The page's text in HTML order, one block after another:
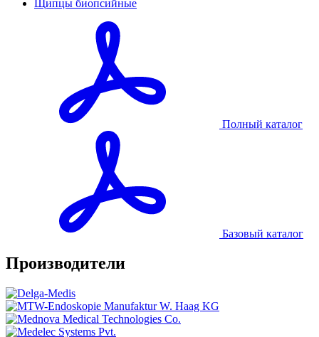
Щипцы биопсийные
Полный каталог
Базовый каталог
Производители